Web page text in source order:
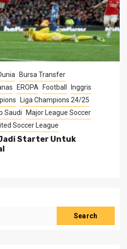
Bursa Transfer
EROPA Football
Inggris
Liga Champions 24/25
Saudi
Major League Soccer
Soccer League
Starter Untuk
Search